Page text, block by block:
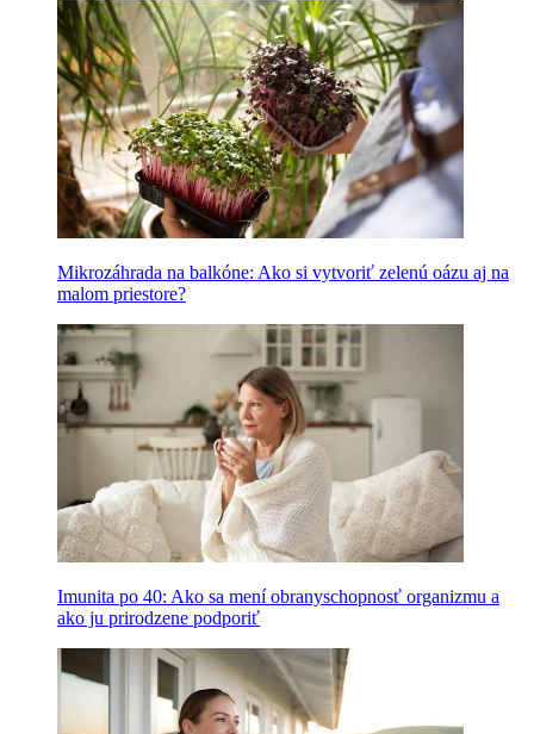
Mikrozáhrada na balkóne: Ako si vytvoriť zelenú oázu aj na
malom priestore?
Imunita po 40: Ako sa mení obranyschopnosť organizmu a
ako ju prirodzene podporiť